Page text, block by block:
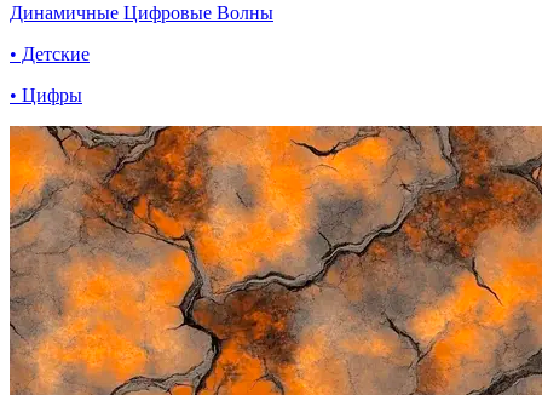
Динамичные Цифровые Волны
• Детские
• Цифры